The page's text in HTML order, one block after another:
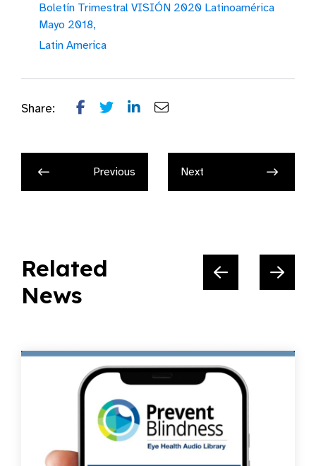
Boletín Trimestral VISIÓN 2020 Latinoamérica
Mayo 2018,
Latin America
Share:
Previous Next
Related
News